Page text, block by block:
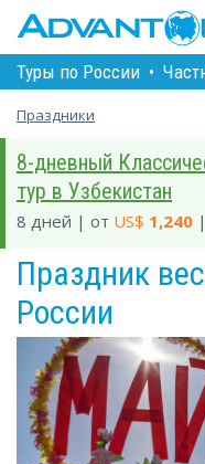
Туры по Росcии •
Праздники
8-дневный
тур в Узбекистан
8 дней | от US$ 1,240 |
Праздник
России